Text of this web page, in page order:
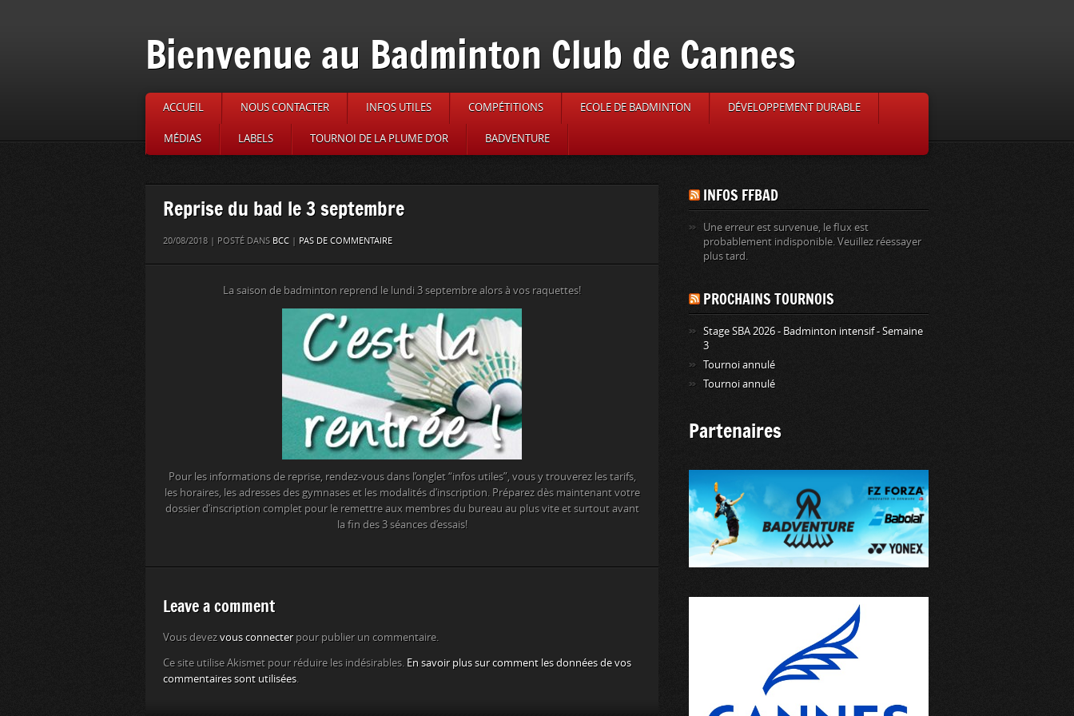
Bienvenue au Badminton Club de Cannes
ACCUEIL NOUS CONTACTER INFOS UTILES COMPÉTITIONS ECOLE DE BADMINTON DÉVELOPPEMENT DURABLE
MÉDIAS LABELS TOURNOI DE LA PLUME D’OR BADVENTURE
Reprise du bad le 3 septembre
20/08/2018 | POSTÉ DANS BCC | PAS DE COMMENTAIRE
La saison de badminton reprend le lundi 3 septembre alors à vos raquettes!
Pour les informations de reprise, rendez-vous dans l’onglet “infos utiles”, vous y trouverez les tarifs,
les horaires, les adresses des gymnases et les modalités d’inscription. Préparez dès maintenant votre
dossier d’inscription complet pour le remettre aux membres du bureau au plus vite et surtout avant
la fin des 3 séances d’essais!
Leave a comment
Vous devez vous connecterpour publier un commentaire.
Ce site utilise Akismet pour réduire les indésirables. En savoir plus sur comment les données de vos
commentaires sont utilisées.
INFOS FFBAD
Une erreur est survenue, le flux est
probablement indisponible. Veuillez réessayer
plus tard.
PROCHAINS TOURNOIS
Stage SBA 2026 - Badminton intensif - Semaine
3
Tournoi annulé
Tournoi annulé
Partenaires